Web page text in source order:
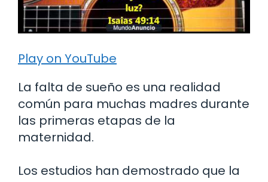
Play on YouTube
La falta de sueño es una realidad
común para muchas madres durante
las primeras etapas de la
maternidad.
Los estudios han demostrado que la